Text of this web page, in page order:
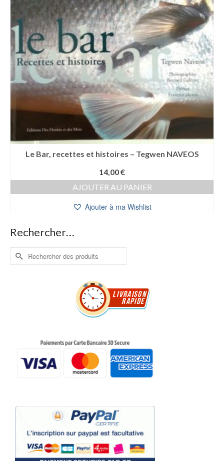
Le Bar, recettes et histoires – Tegwen NAVEOS
14,00€
AJOUTER AU PANIER
Ajouter à ma Wishlist
Rechercher…
Rechercher :